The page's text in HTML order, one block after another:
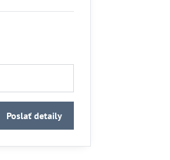
Poslať detaily